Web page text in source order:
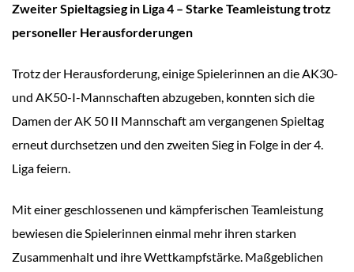
Zweiter Spieltagsieg in Liga 4 – Starke Teamleistung trotz
personeller Herausforderungen
Trotz der Herausforderung, einige Spielerinnen an die AK30-
und AK50-I-Mannschaften abzugeben, konnten sich die
Damen der AK 50 II Mannschaft am vergangenen Spieltag
erneut durchsetzen und den zweiten Sieg in Folge in der 4.
Liga feiern.
Mit einer geschlossenen und kämpferischen Teamleistung
bewiesen die Spielerinnen einmal mehr ihren starken
Zusammenhalt und ihre Wettkampfstärke. Maßgeblichen